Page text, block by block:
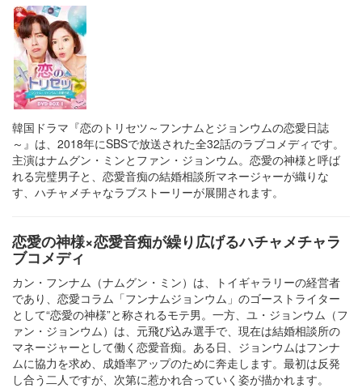
韓国ドラマ『恋のトリセツ～フンナムとジョンウムの恋愛日誌
～』は、2018年にSBSで放送された全32話のラブコメディです。
主演はナムグン・ミンとファン・ジョンウム。恋愛の神様と呼ば
れる完璧男子と、恋愛音痴の結婚相談所マネージャーが織りな
す、ハチャメチャなラブストーリーが展開されます。​
恋愛の神様×恋愛音痴が繰り広げるハチャメチャラ
ブコメディ
カン・フンナム（ナムグン・ミン）は、トイギャラリーの経営者
であり、恋愛コラム「フンナムジョンウム」のゴーストライター
として“恋愛の神様”と称されるモテ男。一方、ユ・ジョンウム（フ
ァン・ジョンウム）は、元飛び込み選手で、現在は結婚相談所の
マネージャーとして働く恋愛音痴。ある日、ジョンウムはフンナ
ムに協力を求め、成婚率アップのために奔走します。最初は反発
し合う二人ですが、次第に惹かれ合っていく姿が描かれます。​